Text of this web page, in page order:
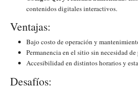
contenidos digitales interactivos.
Ventajas:
Bajo costo de operación y
Permanencia en el sitio sin necesidad de
Accesibilidad en distintos horarios y
Desafíos: